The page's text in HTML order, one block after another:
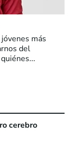
más
del
cerebro